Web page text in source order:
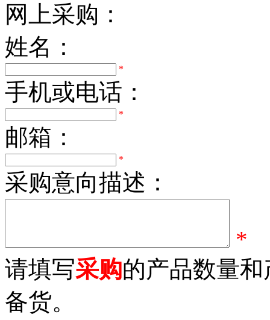
网上采购：
姓名：
*
手机或电话：
*
邮箱：
*
采购意向描述：
*
请填写采购的产品数量
备货。